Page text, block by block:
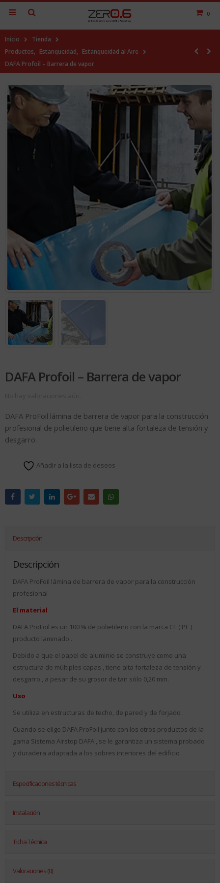
0
Inicio
Tienda
Productos, Estanqueidad, Estanqueidad al Aire
DAFA Profoil – Barrera de vapor
DAFA Profoil – Barrera de vapor
DAFA ProFoil lámina de barrera de vapor para la construcción
profesional de polietileno que tiene alta fortaleza de tensión y
desgarro.
Añadir a la lista de deseos
Descripción
Descripción
DAFA ProFoil lámina de barrera de vapor para la construcción
profesional
El material
DAFA ProFoil es un 100 % de polietileno con la marca CE ( PE )
producto laminado .
Debido a que el papel de aluminio se construye como una
estructura de múltiples capas , tiene alta fortaleza de tensión y
desgarro , a pesar de su grosor de tan sólo 0,20 mm.
Uso
Se utiliza en estructuras de techo, de pared y de forjado .
Cuando se elige DAFA ProFoil junto con los otros productos de la
gama Sistema Airstop DAFA , se le garantiza un sistema probado
y duradera adaptada a los sobres interiores del edificio .
Especificaciones técnicas
Instalación
Ficha Técnica
Valoraciones (0)